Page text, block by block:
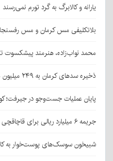
یارانه و کالابرگ به گرد تورم نمی‌رسند
بلاتکلیفی مس کرمان و مس
محمد نواب‌زاده، هنرمند پیشکسوت
ذخیره سدهای کرمان به ۲۴۹ میلیون مترمکعب رسید
پایان عملیات جست‌وجو در جیرفت؛ کودک ۴ ساله دلفاردی
جریمه ۶ میلیارد ریالی برای قاچاقچی نارنگی پاکستانی در بافت
شبیخون سوسک‌های پوست‌خوار به